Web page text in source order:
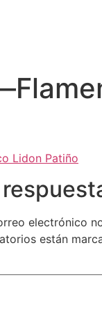
electrónico
están